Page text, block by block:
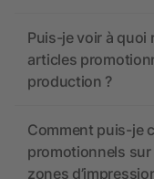
Puis-je voir à quoi
articles
production ?
Comment puis-je
promotionnels
zones